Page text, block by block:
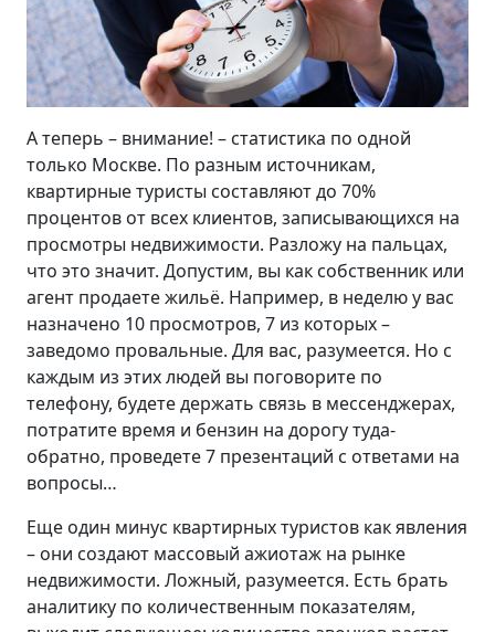
А теперь – внимание! – статистика по одной
только Москве. По разным источникам,
квартирные туристы составляют до 70%
процентов от всех клиентов, записывающихся на
просмотры недвижимости. Разложу на пальцах,
что это значит. Допустим, вы как собственник или
агент продаете жильё. Например, в неделю у вас
назначено 10 просмотров, 7 из которых –
заведомо провальные. Для вас, разумеется. Но с
каждым из этих людей вы поговорите по
телефону, будете держать связь в мессенджерах,
потратите время и бензин на дорогу туда-
обратно, проведете 7 презентаций с ответами на
вопросы…
Еще один минус квартирных туристов как явления
– они создают массовый ажиотаж на рынке
недвижимости. Ложный, разумеется. Есть брать
аналитику по количественным показателям,